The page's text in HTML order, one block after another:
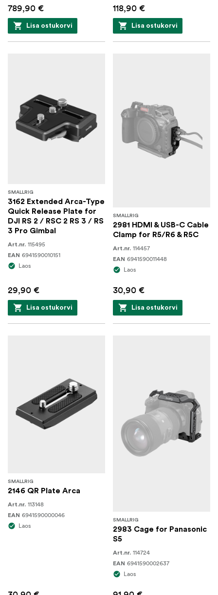
789,90 €
Lisa ostukorvi
118,90 €
Lisa ostukorvi
SMALLRIG
3162 Extended Arca-Type
Quick Release Plate for
DJI RS 2 / RSC 2 RS 3 / RS
3 Pro Gimbal
Art.nr. 115495
EAN 6941590010151
Laos
29,90 €
Lisa ostukorvi
SMALLRIG
2981 HDMI & USB-C Cable
Clamp for R5/R6 & R5C
Art.nr. 114457
EAN 6941590011448
Laos
30,90 €
Lisa ostukorvi
SMALLRIG
2146 QR Plate Arca
Art.nr. 113148
EAN 6941590000046
Laos
SMALLRIG
2983 Cage for Panasonic
S5
Art.nr. 114724
EAN 6941590002637
Laos